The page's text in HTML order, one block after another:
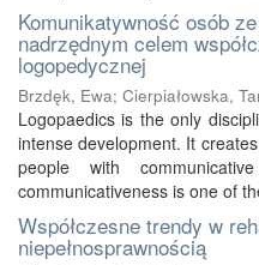
Komunikatywność osób
nadrzędnym celem
logopedycznej
Brzdęk, Ewa; Cierpiałowska,
Logopaedics is the only
intense development. It
people with
communicativeness is one of
Współczesne trendy w
niepełnosprawnością